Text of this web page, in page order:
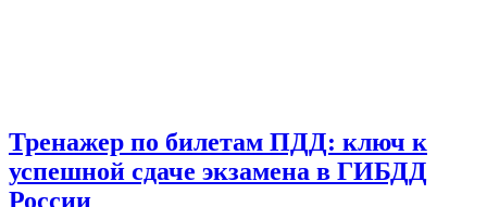
Тренажер по билетам ПДД: ключ к
успешной сдаче экзамена в ГИБДД
России